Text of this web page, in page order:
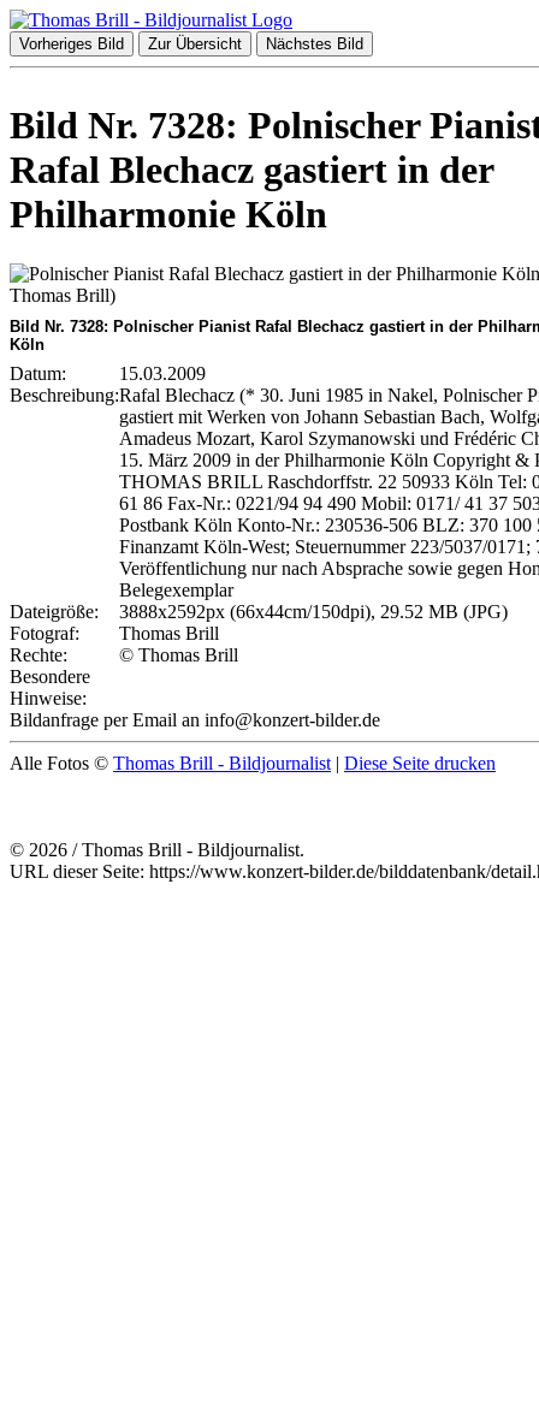
Vorheriges Bild Zur Übersicht Nächstes Bild
Bild Nr. 7328: Polnischer
Rafal Blechacz gastiert in der
Philharmonie Köln
Bild Nr. 7328: Polnischer Pianist Rafal Blechacz gastiert in der
Köln
Datum:
15.03.2009
Beschreibung:Rafal Blechacz (* 30. Juni 1985 in Nakel, Polnischer
gastiert mit Werken von Johann Sebastian Bach,
Amadeus Mozart, Karol Szymanowski und Frédéric
15. März 2009 in der Philharmonie Köln Copyright &
THOMAS BRILL Raschdorffstr. 22 50933 Köln Tel:
61 86 Fax-Nr.: 0221/94 94 490 Mobil: 0171/ 41 37
Postbank Köln Konto-Nr.: 230536-506 BLZ: 370 100
Finanzamt Köln-West; Steuernummer 223/5037/0171;
Veröffentlichung nur nach Absprache sowie gegen
Belegexemplar
Dateigröße:
3888x2592px (66x44cm/150dpi), 29.52 MB (JPG)
Fotograf:
Thomas Brill
Rechte:
© Thomas Brill
Besondere
Hinweise:
Bildanfrage per Email an info@konzert-bilder.de
Alle Fotos © Thomas Brill - Bildjournalist | Diese Seite drucken
© 2026 / Thomas Brill - Bildjournalist.
URL dieser Seite: https://www.konzert-bilder.de/bilddatenbank/